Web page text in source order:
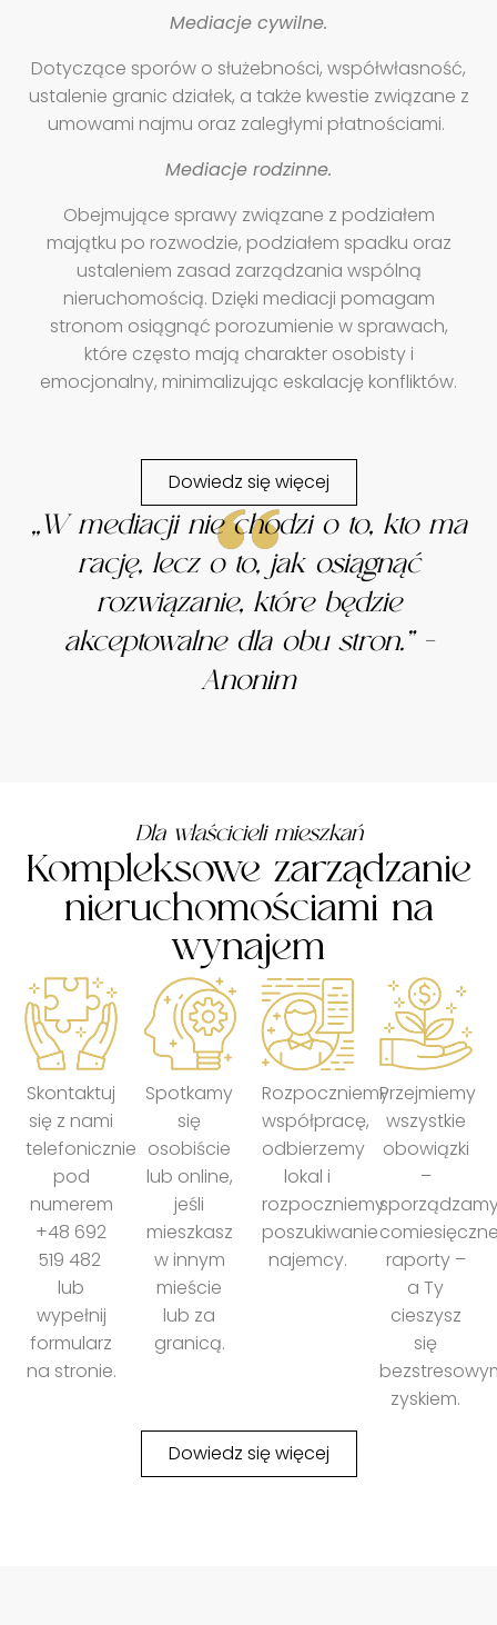
Mediacje cywilne.
Dotyczące sporów o służebności, współwłasność,
ustalenie granic działek, a także kwestie związane z
umowami najmu oraz zaległymi płatnościami.
Mediacje rodzinne.
Obejmujące sprawy związane z podziałem
majątku po rozwodzie, podziałem spadku oraz
ustaleniem zasad zarządzania wspólną
nieruchomością. Dzięki mediacji pomagam
stronom osiągnąć porozumienie w sprawach,
które często mają charakter osobisty i
emocjonalny, minimalizując eskalację konfliktów.
Dowiedz się więcej
,,W mediacji nie chodzi o to, kto ma
rację, lecz o to, jak osiągnąć
rozwiązanie, które będzie
akceptowalne dla obu stron.”–
Anonim
Dla właścicieli mieszkań
Kompleksowe zarządzanie
nieruchomościami na
wynajem
Skontaktuj
się z nami
telefonicznie
pod
numerem
+48 692
519 482
lub
wypełnij
formularz
na stronie.
Spotkamy
się
osobiście
lub online,
jeśli
mieszkasz
w innym
mieście
lub za
granicą.
Rozpoczniemy
współpracę,
odbierzemy
lokal i
rozpoczniemy
poszukiwanie
najemcy.
Przejmiemy
wszystkie
obowiązki
–
raporty –
a Ty
cieszysz
się
zyskiem.
Dowiedz się więcej